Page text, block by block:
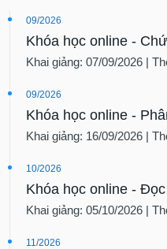
09/2026
Khóa học online -
Khai giảng: 07/09/2026 |
09/2026
Khóa học online -
Khai giảng: 16/09/2026 |
10/2026
Khóa học online -
Khai giảng: 05/10/2026 |
11/2026
liệu
chính